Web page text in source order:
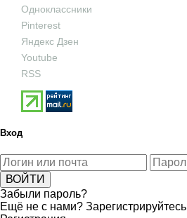
Одноклассники
Pinterest
Яндекс Дзен
Youtube
RSS
Вход
Забыли пароль?
Ещё не с нами? Зарегистрируйтесь